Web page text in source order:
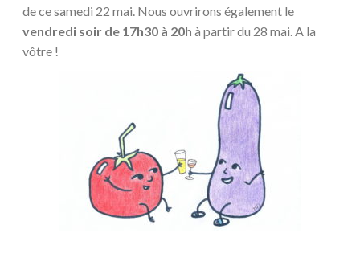
de ce samedi 22 mai. Nous ouvrirons également le
vendredi soir de 17h30 à 20h à partir du 28 mai. A la
vôtre !